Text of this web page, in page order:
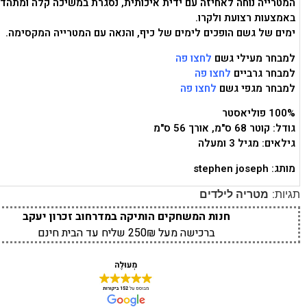
באמצעות רצועת ולקרו.
ימים של גשם הופכים לימים של כיף, והנאה עם המטרייה המקסימה.
למבחר מעילי גשם לחצו פה
למבחר גרביים לחצו פה
למבחר מגפי גשם לחצו פה
100% פוליאסטר
גודל: קוטר 68 ס"מ, אורך 56 ס"מ
גילאים: מגיל 3 ומעלה
מותג: stephen joseph
תגיות: מטריה לילדים
חנות המשחקים הותיקה במדרחוב זכרון יעקב
ברכישה מעל 250₪ שליח עד הבית חינם